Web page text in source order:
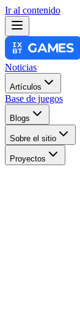
Ir al contenido
Noticias
Artículos
Base de juegos
Blogs
Sobre el sitio
Proyectos